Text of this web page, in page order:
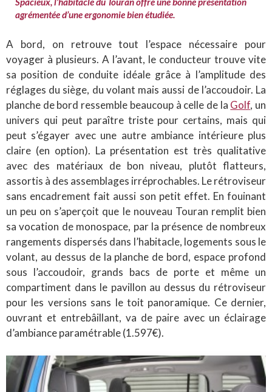
agrémentée d’une ergonomie bien étudiée.
A bord, on retrouve tout l’espace nécessaire pour
voyager à plusieurs. A l’avant, le conducteur trouve vite
sa position de conduite idéale grâce à l’amplitude des
réglages du siège, du volant mais aussi de l’accoudoir. La
planche de bord ressemble beaucoup à celle de la Golf, un
univers qui peut paraître triste pour certains, mais qui
peut s’égayer avec une autre ambiance intérieure plus
claire (en option). La présentation est très qualitative
avec des matériaux de bon niveau, plutôt flatteurs,
assortis à des assemblages irréprochables. Le rétroviseur
sans encadrement fait aussi son petit effet. En fouinant
un peu on s’aperçoit que le nouveau Touran remplit bien
sa vocation de monospace, par la présence de nombreux
rangements dispersés dans l’habitacle, logements sous le
volant, au dessus de la planche de bord, espace profond
sous l’accoudoir, grands bacs de porte et même un
compartiment dans le pavillon au dessus du rétroviseur
pour les versions sans le toit panoramique. Ce dernier,
ouvrant et entrebâillant, va de paire avec un éclairage
d’ambiance paramétrable (1.597€).